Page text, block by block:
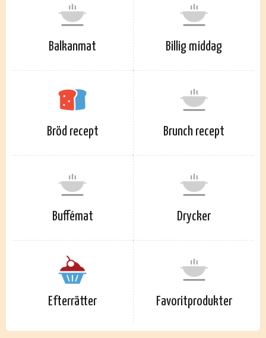
Balkanmat Billig middag
Bröd recept Brunch recept
Buffémat Drycker
Efterrätter Favoritprodukter